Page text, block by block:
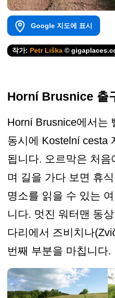
Google 지도에 표시
작가: Petr Liška ©
Horní Brusnice 출
Horní Brusnice에서는
동시에 Kostelní cesta
됩니다. 오르막은 처음
며 길을 가다 보면 휴
명소를 읽을 수 있는
니다. 멋진 워터맨 동
다리에서 즈비치나
번째 부분을 마칩니다.